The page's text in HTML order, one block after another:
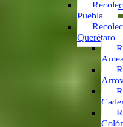
Puebla
Querétaro